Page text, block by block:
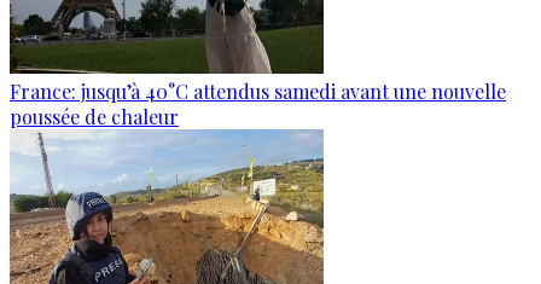
France: jusqu’à 40°C attendus samedi avant une nouvelle
poussée de chaleur